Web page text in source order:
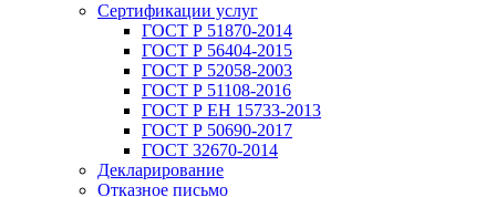
Сертификации услуг
ГОСТ Р 51870-2014
ГОСТ Р 56404-2015
ГОСТ Р 52058-2003
ГОСТ Р 51108-2016
ГОСТ Р ЕН 15733-2013
ГОСТ Р 50690-2017
ГОСТ 32670-2014
Декларирование
Отказное письмо